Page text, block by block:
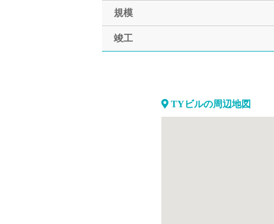
規模
竣工
TYビルの周辺地図